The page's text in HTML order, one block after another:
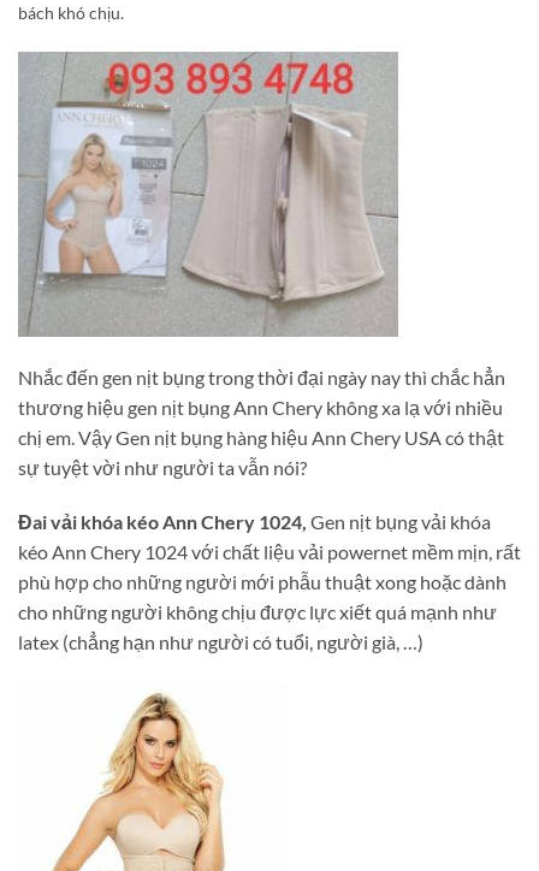
bách khó chịu.
Nhắc đến gen nịt bụng trong thời đại ngày nay thì chắc hẳn
thương hiệu gen nịt bụng Ann Chery không xa lạ với nhiều
chị em. Vậy Gen nịt bụng hàng hiệu Ann Chery USA có thật
sự tuyệt vời như người ta vẫn nói?
Đai vải khóa kéo Ann Chery 1024, Gen nịt bụng vải khóa
kéo Ann Chery 1024 với chất liệu vải powernet mềm mịn, rất
phù hợp cho những người mới phẫu thuật xong hoặc dành
cho những người không chịu được lực xiết quá mạnh như
latex (chẳng hạn như người có tuổi, người già, …)